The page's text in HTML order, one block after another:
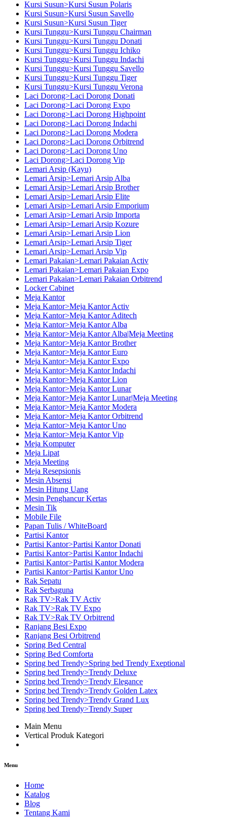
Kursi Susun>Kursi Susun Polaris
Kursi Susun>Kursi Susun Savello
Kursi Susun>Kursi Susun Tiger
Kursi Tunggu>Kursi Tunggu Chairman
Kursi Tunggu>Kursi Tunggu Donati
Kursi Tunggu>Kursi Tunggu Ichiko
Kursi Tunggu>Kursi Tunggu Indachi
Kursi Tunggu>Kursi Tunggu Savello
Kursi Tunggu>Kursi Tunggu Tiger
Kursi Tunggu>Kursi Tunggu Verona
Laci Dorong>Laci Dorong Donati
Laci Dorong>Laci Dorong Expo
Laci Dorong>Laci Dorong Highpoint
Laci Dorong>Laci Dorong Indachi
Laci Dorong>Laci Dorong Modera
Laci Dorong>Laci Dorong Orbitrend
Laci Dorong>Laci Dorong Uno
Laci Dorong>Laci Dorong Vip
Lemari Arsip (Kayu)
Lemari Arsip>Lemari Arsip Alba
Lemari Arsip>Lemari Arsip Brother
Lemari Arsip>Lemari Arsip Elite
Lemari Arsip>Lemari Arsip Emporium
Lemari Arsip>Lemari Arsip Importa
Lemari Arsip>Lemari Arsip Kozure
Lemari Arsip>Lemari Arsip Lion
Lemari Arsip>Lemari Arsip Tiger
Lemari Arsip>Lemari Arsip Vip
Lemari Pakaian>Lemari Pakaian Activ
Lemari Pakaian>Lemari Pakaian Expo
Lemari Pakaian>Lemari Pakaian Orbitrend
Locker Cabinet
Meja Kantor
Meja Kantor>Meja Kantor Activ
Meja Kantor>Meja Kantor Aditech
Meja Kantor>Meja Kantor Alba
Meja Kantor>Meja Kantor Alba|Meja Meeting
Meja Kantor>Meja Kantor Brother
Meja Kantor>Meja Kantor Euro
Meja Kantor>Meja Kantor Expo
Meja Kantor>Meja Kantor Indachi
Meja Kantor>Meja Kantor Lion
Meja Kantor>Meja Kantor Lunar
Meja Kantor>Meja Kantor Lunar|Meja Meeting
Meja Kantor>Meja Kantor Modera
Meja Kantor>Meja Kantor Orbitrend
Meja Kantor>Meja Kantor Uno
Meja Kantor>Meja Kantor Vip
Meja Komputer
Meja Lipat
Meja Meeting
Meja Resepsionis
Mesin Absensi
Mesin Hitung Uang
Mesin Penghancur Kertas
Mesin Tik
Mobile File
Papan Tulis / WhiteBoard
Partisi Kantor
Partisi Kantor>Partisi Kantor Donati
Partisi Kantor>Partisi Kantor Indachi
Partisi Kantor>Partisi Kantor Modera
Partisi Kantor>Partisi Kantor Uno
Rak Sepatu
Rak Serbaguna
Rak TV>Rak TV Activ
Rak TV>Rak TV Expo
Rak TV>Rak TV Orbitrend
Ranjang Besi Expo
Ranjang Besi Orbitrend
Spring Bed Central
Spring Bed Comforta
Spring bed Trendy>Spring bed Trendy Exeptional
Spring bed Trendy>Trendy Deluxe
Spring bed Trendy>Trendy Elegance
Spring bed Trendy>Trendy Golden Latex
Spring bed Trendy>Trendy Grand Lux
Spring bed Trendy>Trendy Super
Main Menu
Vertical Produk Kategori
Menu
Home
Katalog
Blog
Tentang Kami